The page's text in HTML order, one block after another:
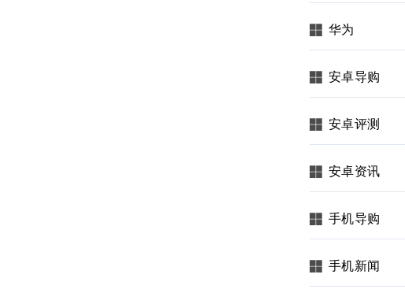
华为
安卓导购
安卓评测
安卓资讯
手机导购
手机新闻